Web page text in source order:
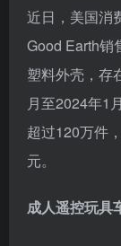
近日，美国消
Good Earth销
塑料外壳，存
月至2024年1
超过120万件
元。
成人遥控玩具